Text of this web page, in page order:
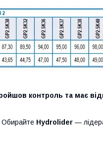
контроль та має
Обирайте Hydrolider —